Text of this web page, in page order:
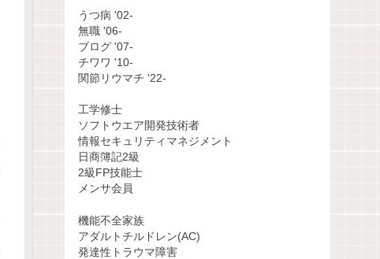
うつ病 '02-
無職 '06-
ブログ '07-
チワワ '10-
関節リウマチ '22-
工学修士
ソフトウエア開発技術者
情報セキュリティマネジメント
日商簿記2級
2級FP技能士
メンサ会員
機能不全家族
アダルトチルドレン(AC)
発達性トラウマ障害